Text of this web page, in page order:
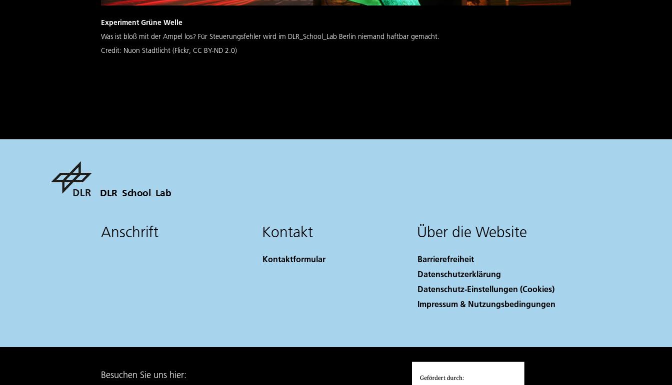
Experiment Grüne Welle
Was ist bloß mit der Ampel los? Für Steuerungsfehler wird im DLR_School_Lab Berlin niemand haftbar gemacht.
Credit: Nuon Stadtlicht (Flickr, CC BY-ND 2.0)
DLR_School_Lab
Anschrift Kontakt
Kontaktformular
Über die Website
Barrierefreiheit
Datenschutzerklärung
Datenschutz-Einstellungen (Cookies)
Impressum & Nutzungsbedingungen
Besuchen Sie uns hier: